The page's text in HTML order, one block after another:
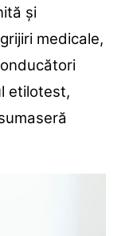
și
medicale,
etilotest,